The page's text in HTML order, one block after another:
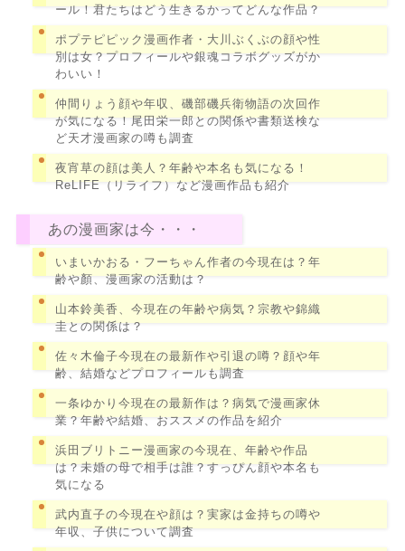
ール！君たちはどう生きるかってどんな作品？
ポプテピピック漫画作者・大川ぶくぶの顔や性
別は女？プロフィールや銀魂コラボグッズがか
わいい！
仲間りょう顔や年収、磯部磯兵衛物語の次回作
が気になる！尾田栄一郎との関係や書類送検な
ど天才漫画家の噂も調査
夜宵草の顔は美人？年齢や本名も気になる！
ReLIFE（リライフ）など漫画作品も紹介
あの漫画家は今・・・
いまいかおる・フーちゃん作者の今現在は？年
齢や顏、漫画家の活動は？
山本鈴美香、今現在の年齢や病気？宗教や錦織
圭との関係は？
佐々木倫子今現在の最新作や引退の噂？顔や年
齢、結婚などプロフィールも調査
一条ゆかり今現在の最新作は？病気で漫画家休
業？年齢や結婚、おススメの作品を紹介
浜田ブリトニー漫画家の今現在、年齢や作品
は？未婚の母で相手は誰？すっぴん顔や本名も
気になる
武内直子の今現在や顔は？実家は金持ちの噂や
年収、子供について調査